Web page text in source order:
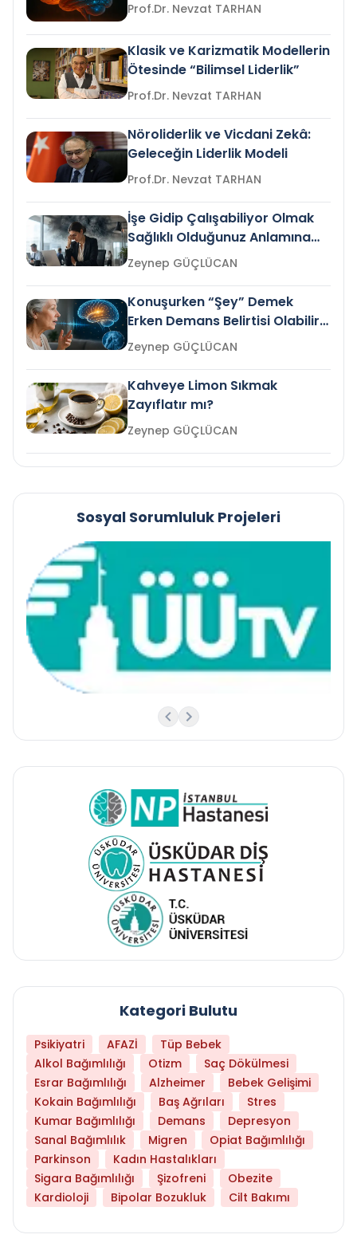
Prof.Dr. Nevzat TARHAN
Klasik ve Karizmatik Modellerin
Ötesinde “Bilimsel Liderlik”
Prof.Dr. Nevzat TARHAN
Nöroliderlik ve Vicdani Zekâ:
Geleceğin Liderlik Modeli
Prof.Dr. Nevzat TARHAN
İşe Gidip Çalışabiliyor Olmak
Sağlıklı Olduğunuz Anlamına
Gelir mi?Zeynep GÜÇLÜCAN
Konuşurken “Şey” Demek
Erken Demans Belirtisi Olabilir
mi?
Zeynep GÜÇLÜCAN
Kahveye Limon Sıkmak
Zayıflatır mı?
Zeynep GÜÇLÜCAN
Sosyal Sorumluluk Projeleri
Kategori Bulutu
Psikiyatri AFAZİ
Tüp Bebek
Alkol Bağımlılığı
Otizm
Saç Dökülmesi
Esrar Bağımlılığı
Alzheimer
Bebek Gelişimi
Kokain Bağımlılığı
Baş Ağrıları
Stres
Kumar Bağımlılığı
Demans
Depresyon
Sanal Bağımlılık
Migren
Opiat Bağımlılığı
Parkinson
Kadın Hastalıkları
Sigara Bağımlılığı
Şizofreni
Obezite
Kardioloji
Bipolar Bozukluk Cilt Bakımı